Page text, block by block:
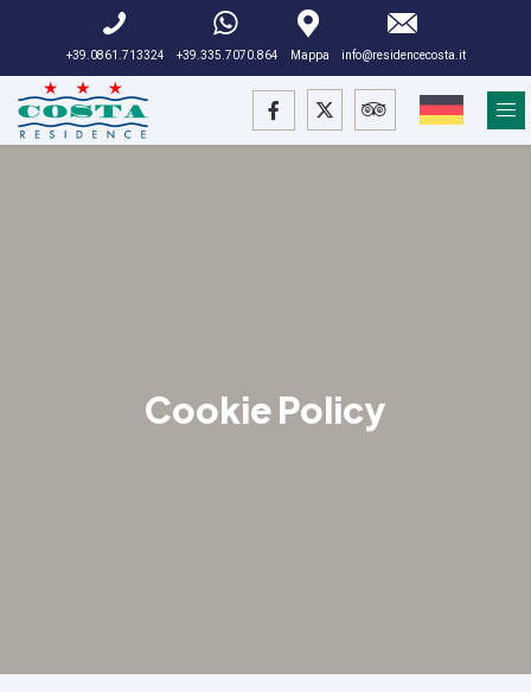
+39.0861.713324 +39.335.7070.864 Mappa info@residencecosta.it
Cookie Policy